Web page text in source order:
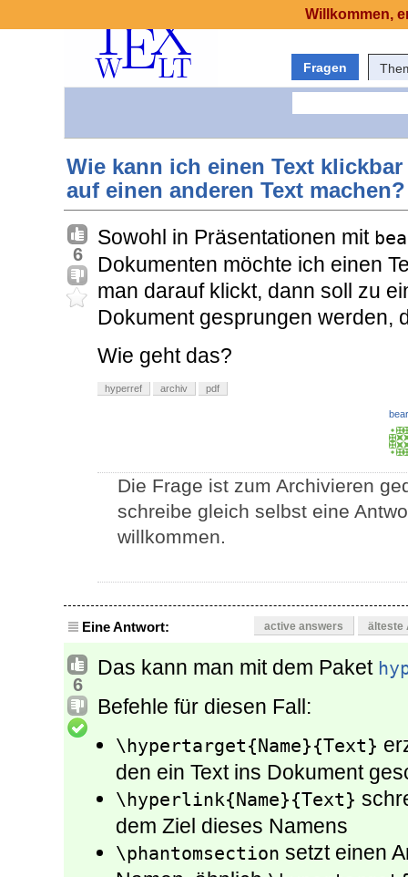
Fragen
Wie kann ich einen Text
auf einen anderen Text machen?
6
Sowohl in Präsentationen mit
Dokumenten möchte ich einen
man darauf klickt, dann soll zu
Dokument gesprungen werden,
Wie geht das?
hyperref archiv pdf
Die Frage ist zum Archivieren
schreibe gleich selbst eine
willkommen.
Eine Antwort: active answers älteste
6
Das kann man mit dem Paket
Befehle für diesen Fall:
\hypertarget{Name}{Text}
den ein Text ins Dokument
\hyperlink{Name}{Text}
dem Ziel dieses Namens
\phantomsection setzt einen
Willkommen,